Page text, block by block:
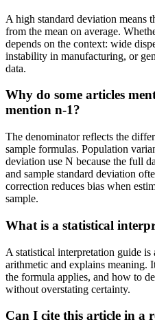
A high standard deviation means
from the mean on average.
depends on the context: wide
instability in manufacturing, or
data.
Why do some articles
mention n-1?
The denominator reflects the
sample formulas. Population
deviation use N because the full
and sample standard deviation
correction reduces bias when
sample.
What is a statistical
A statistical interpretation guide is
arithmetic and explains meaning.
the formula applies, and how to
without overstating certainty.
Can I cite this article in a